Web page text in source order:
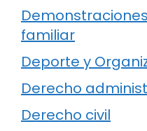
familiar
Deporte y
Derecho
Derecho civil